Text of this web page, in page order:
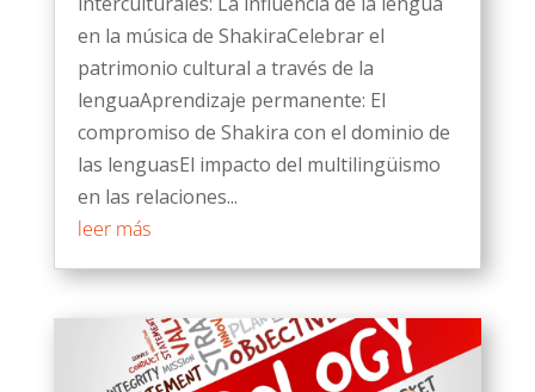
en la música de ShakiraCelebrar el
patrimonio cultural a través de la
lenguaAprendizaje permanente: El
compromiso de Shakira con el dominio de
las lenguasEl impacto del multilingüismo
en las relaciones...
leer más